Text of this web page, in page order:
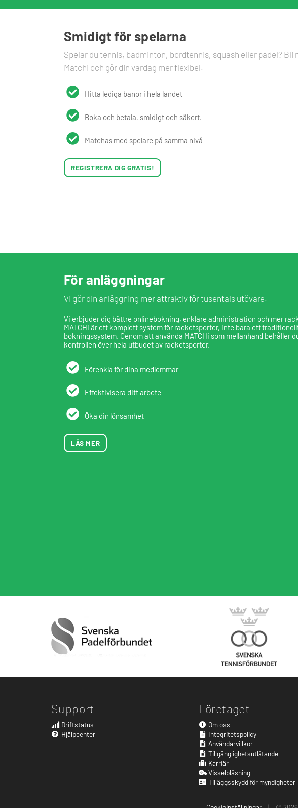
Smidigt för spelarna
Spelar du tennis, badminton, bordtennis, squash eller padel? Bli
Matchi och gör din vardag mer flexibel.
Hitta lediga banor i hela landet
Boka och betala, smidigt och säkert.
Matchas med spelare på samma nivå
REGISTRERA DIG GRATIS!
För anläggningar
Vi gör din anläggning mer attraktiv för tusentals utövare.
Vi erbjuder dig bättre onlinebokning, enklare administration och mer
MATCHi är ett komplett system för racketsporter, inte bara ett
bokningssystem. Genom att använda MATCHi som mellanhand behåller
kontrollen över hela utbudet av racketsporter.
Förenkla för dina medlemmar
Effektivisera ditt arbete
Öka din lönsamhet
LÄS MER
Support
Driftstatus
Hjälpcenter
Företaget
Om oss
Integritetspolicy
Användarvillkor
Tillgänglighetsutlåtande
Karriär
Visselblåsning
Tilläggsskydd för myndigheter